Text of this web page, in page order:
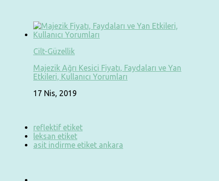
Cilt-Güzellik
Majezik Ağrı Kesici Fiyatı, Faydaları ve Yan
Etkileri, Kullanıcı Yorumları
17 Nis, 2019
reflektif etiket
leksan etiket
asit indirme etiket ankara